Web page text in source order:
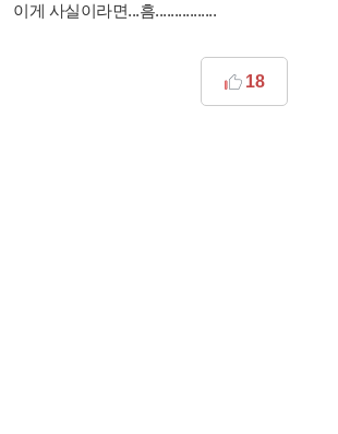
이게 사실이라면...흠................
18